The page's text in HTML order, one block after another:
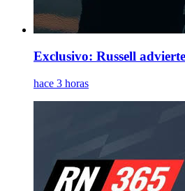
Exclusivo: Russell
hace 3 horas